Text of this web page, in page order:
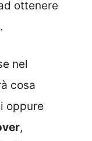
ottenere
nel
cosa
oppure
,